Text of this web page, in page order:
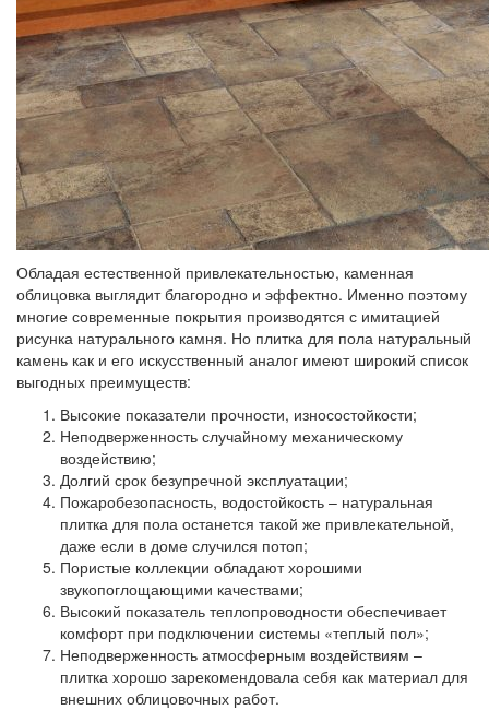
Обладая естественной привлекательностью, каменная
облицовка выглядит благородно и эффектно. Именно поэтому
многие современные покрытия производятся с имитацией
рисунка натурального камня. Но плитка для пола натуральный
камень как и его искусственный аналог имеют широкий список
выгодных преимуществ:
Высокие показатели прочности, износостойкости;
Неподверженность случайному механическому
воздействию;
Долгий срок безупречной эксплуатации;
Пожаробезопасность, водостойкость – натуральная
плитка для пола останется такой же привлекательной,
даже если в доме случился потоп;
Пористые коллекции обладают хорошими
звукопоглощающими качествами;
Высокий показатель теплопроводности обеспечивает
комфорт при подключении системы «теплый пол»;
Неподверженность атмосферным воздействиям –
плитка хорошо зарекомендовала себя как материал для
внешних облицовочных работ.